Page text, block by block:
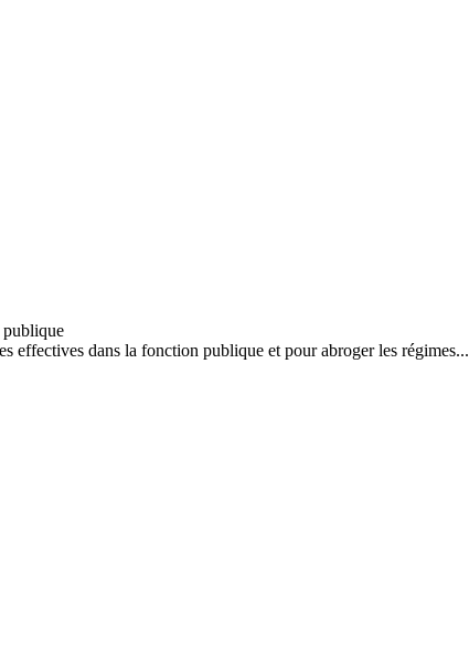
effectives dans la fonction publique et pour abroger les régimes...